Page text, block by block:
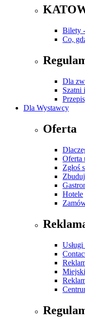
Bilety
Co,
Dla
Szatni
Dla Wystawcy
Oferta
Oferta
Zgłoś
Hotele